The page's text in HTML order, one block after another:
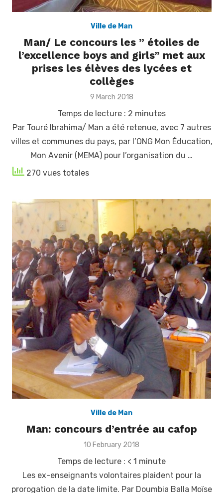
Ville de Man
Man/ Le concours les ” étoiles de
l’excellence boys and girls” met aux
prises les élèves des lycées et
collèges
Posted
9 March 2018
Temps de lecture : 2 minutes
Par Touré Ibrahima/ Man a été retenue, avec 7 autres
villes et communes du pays, par l’ONG Mon Éducation,
Mon Avenir (MEMA) pour l’organisation du …
270 vues totales
Ville de Man
Man: concours d’entrée au cafop
Posted
10 February 2018
Temps de lecture : < 1 minute
Les ex-enseignants volontaires plaident pour la
prorogation de la date limite. Par Doumbia Balla Moïse